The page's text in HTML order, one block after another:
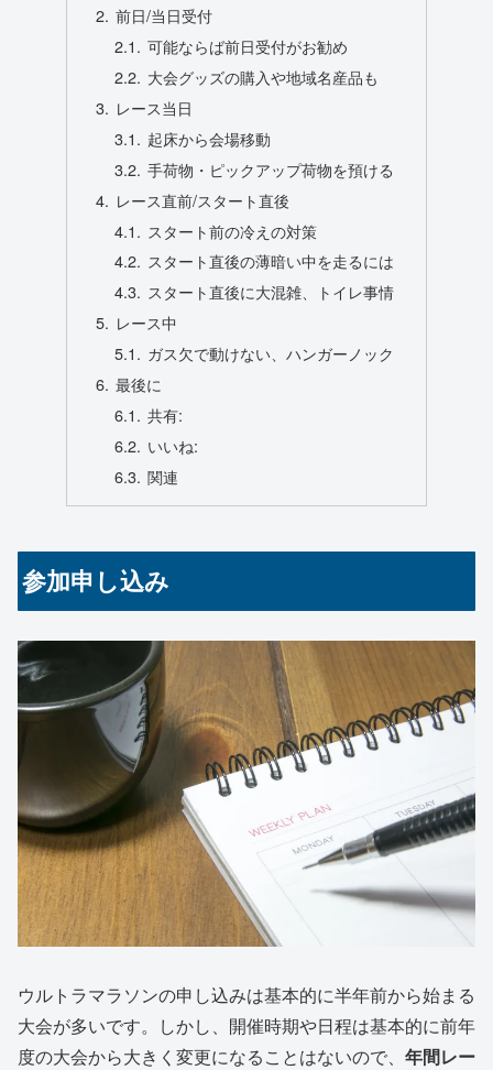
前日/当日受付
可能ならば前日受付がお勧め
大会グッズの購入や地域名産品も
レース当日
起床から会場移動
手荷物・ピックアップ荷物を預ける
レース直前/スタート直後
スタート前の冷えの対策
スタート直後の薄暗い中を走るには
スタート直後に大混雑、トイレ事情
レース中
ガス欠で動けない、ハンガーノック
最後に
共有:
いいね:
関連
参加申し込み
ウルトラマラソンの申し込みは基本的に半年前から始まる
大会が多いです。しかし、開催時期や日程は基本的に前年
度の大会から大きく変更になることはないので、 年間レー